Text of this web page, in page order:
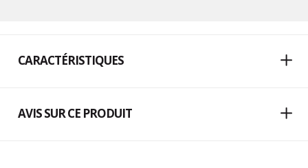
CARACTÉRISTIQUES
AVIS SUR CE PRODUIT